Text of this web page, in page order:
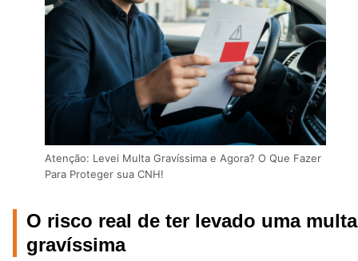
Atenção: Levei Multa Gravíssima e Agora? O Que Fazer
Para Proteger sua CNH!
O risco real de ter levado uma multa
gravíssima